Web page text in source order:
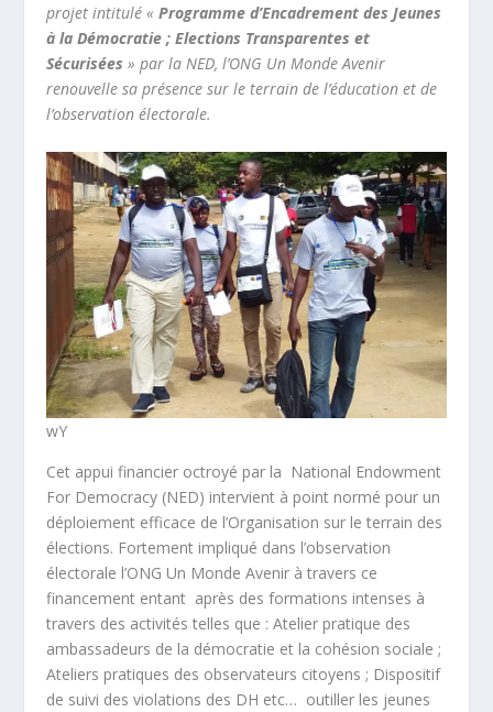
projet intitulé «Programme d’Encadrement des Jeunes
à la Démocratie ; Elections Transparentes et
Sécurisées » par la NED, l’ONG Un Monde Avenir
renouvelle sa présence sur le terrain de l’éducation et de
l’observation électorale.
wY
Cet appui financier octroyé par la National Endowment
For Democracy (NED) intervient à point normé pour un
déploiement efficace de l’Organisation sur le terrain des
élections. Fortement impliqué dans l’observation
électorale l’ONG Un Monde Avenir à travers ce
financement entant après des formations intenses à
travers des activités telles que : Atelier pratique des
ambassadeurs de la démocratie et la cohésion sociale ;
Ateliers pratiques des observateurs citoyens ; Dispositif
de suivi des violations des DH etc… outiller les jeunes